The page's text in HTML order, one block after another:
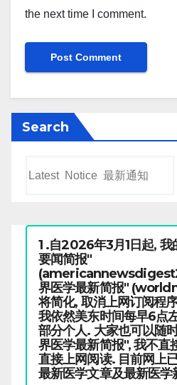
the next time I comment.
Search
1 .自2026年3月1日起,
要闻简报"
界医学最新简报"
将简化, 取消上网订阅程
我依然美东时间每早6点
部分个人. 大家也可以随
界医学最新简报", 我不直
直接上网阅读. 目前网上
最新医学文章及最新医学